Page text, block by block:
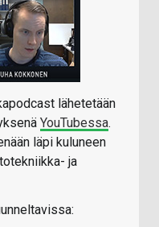
lähetetään
YouTubessa.
läpi kuluneen
ja